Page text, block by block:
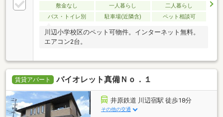
敷金なし 一人暮らし
二人暮らし
バス・トイレ別
駐車場(近隣含) ペット相談可
川辺小学校区のペット可物件。インターネット無料。
エアコン2台。
賃貸アパート バイオレット真備Ｎｏ．１
井原鉄道 川辺宿駅 徒歩18分
その他の交通